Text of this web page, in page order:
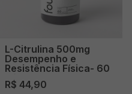
L-Citrulina 500mg
Desempenho e
Resistência Física- 60
cápsulas
R$ 44,90